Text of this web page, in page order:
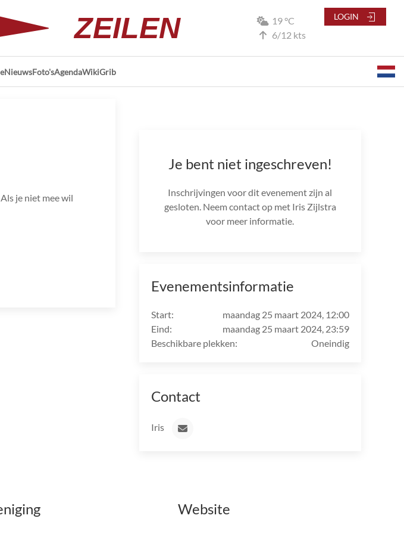
19 °C
6/12 kts
ZEILEN
NieuwsFoto'sAgendaWikiGrib
LOGIN
je niet mee wil
Je bent niet ingeschreven!
Inschrijvingen voor dit evenement zijn al
gesloten. Neem contact op met Iris Zijlstra
voor meer informatie.
Evenementsinformatie
Start:
maandag 25 maart 2024, 12:00
Eind:
maandag 25 maart 2024, 23:59
Beschikbare plekken:
Oneindig
Contact
Iris
Website